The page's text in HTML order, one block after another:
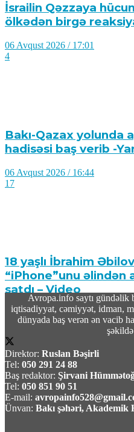
İsrailin Qəzzaya
ölkədən birgə
06 Avqust 2026 / 17:01
4
Bakı-Qazax yolunda
hadisəsi baş verib -
06 Avqust 2026 / 16:44
17
18 yaşlı İbrahim
“iPhone”unu əlindən
satdı – Video
06 Avqust 2026 / 16:39
ABŞ-da jalapeno
düşünülən
Avropa.info saytı gündəlik
iqtisadiyyat, cəmiyyət, idman,
dünyada baş verən ən vacib
şəkildə
Direktor: Ruslan Bəşirli
Tel: 050 291 24 88
Baş redaktor: Şirvani
Tel: 050 851 90 51
E-mail:
Ünvan: Bakı şəhəri, Akademik